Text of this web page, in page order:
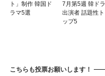
ト」制作 韓国ド
ラマ5選
7月第5週 韓ドラ
出演者 話題性ト
ップ5
こちらも投票お願いします！